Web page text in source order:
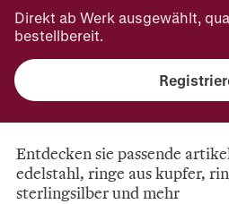
Direkt ab Werk ausgewählt,
bestellbereit.
Entdecken sie passende
edelstahl, ringe aus kupfer,
sterlingsilber und mehr